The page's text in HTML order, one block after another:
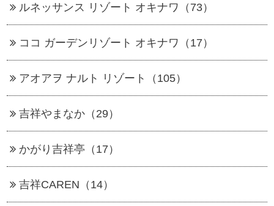
ルネッサンス リゾート オキナワ（73）
ココ ガーデンリゾート オキナワ（17）
アオアヲ ナルト リゾート（105）
吉祥やまなか（29）
かがり吉祥亭（17）
吉祥CAREN（14）